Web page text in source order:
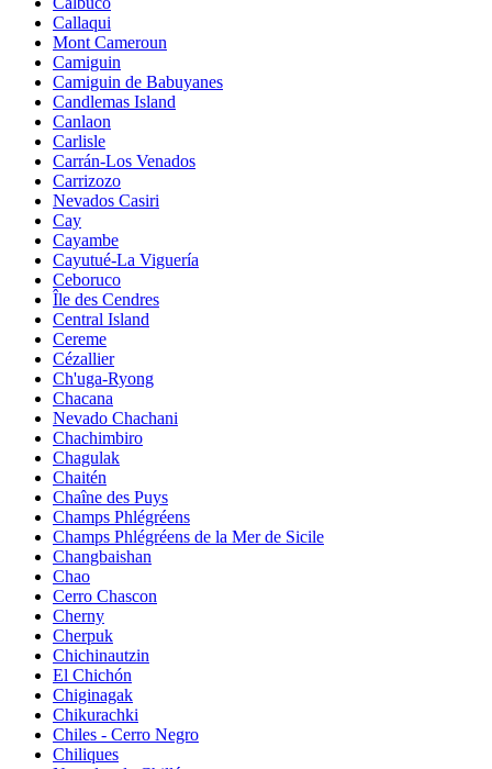
Callaqui
Mont Cameroun
Camiguin
Camiguin de Babuyanes
Candlemas Island
Canlaon
Carlisle
Carrán-Los Venados
Carrizozo
Nevados Casiri
Cay
Cayambe
Cayutué-La Viguería
Ceboruco
Île des Cendres
Central Island
Cereme
Cézallier
Ch'uga-Ryong
Chacana
Nevado Chachani
Chachimbiro
Chagulak
Chaitén
Chaîne des Puys
Champs Phlégréens
Champs Phlégréens de la Mer de Sicile
Changbaishan
Chao
Cerro Chascon
Cherny
Cherpuk
Chichinautzin
El Chichón
Chiginagak
Chikurachki
Chiles - Cerro Negro
Chiliques